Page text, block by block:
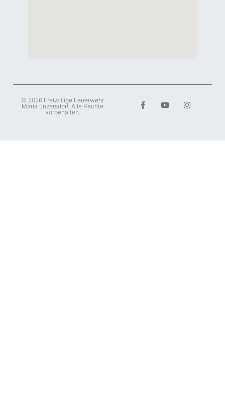
© 2026 Freiwillige Feuerwehr
Maria Enzersdorf. Alle Rechte
vorbehalten.